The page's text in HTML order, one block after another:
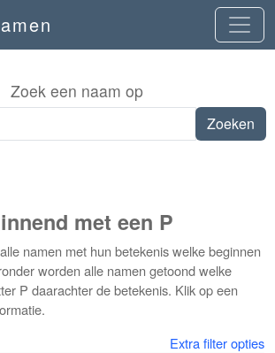
Zoek een naam op
met een P
namen met hun betekenis welke beginnen
worden alle namen getoond welke
P daarachter de betekenis. Klik op een
Extra filter opties